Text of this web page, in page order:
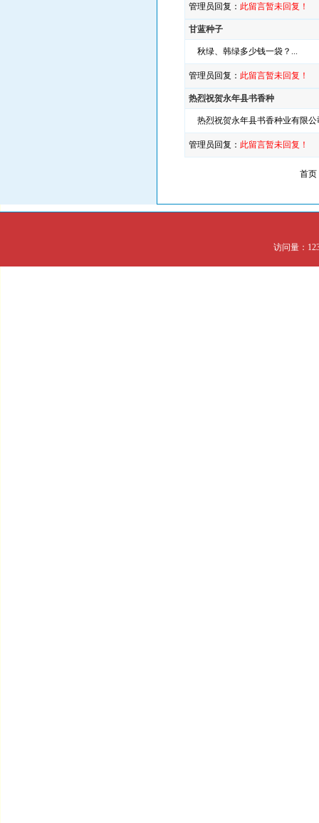
管理员回复： 此留言暂未回复！
甘蓝种子
秋绿、韩绿多少钱一袋？...
管理员回复： 此留言暂未回复！
热烈祝贺永年县书香种
热烈祝贺永年县书香种业有限公
管理员回复： 此留言暂未回复！
首页
访问量：